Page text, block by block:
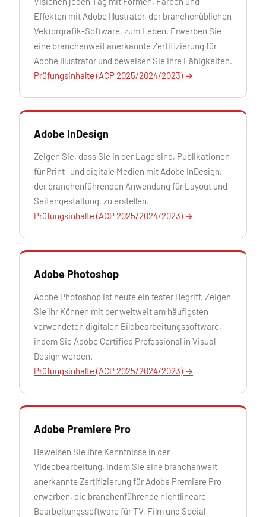
Effekten mit Adobe Illustrator, der branchenüblichen
Vektorgrafik-Software, zum Leben. Erwerben Sie
eine branchenweit anerkannte Zertifizierung für
Adobe Illustrator und beweisen Sie Ihre Fähigkeiten.
Prüfungsinhalte (ACP 2025/2024/2023) →
Adobe InDesign
Zeigen Sie, dass Sie in der Lage sind, Publikationen
für Print- und digitale Medien mit Adobe InDesign,
der branchenführenden Anwendung für Layout und
Seitengestaltung, zu erstellen.
Prüfungsinhalte (ACP 2025/2024/2023) →
Adobe Photoshop
Adobe Photoshop ist heute ein fester Begriff. Zeigen
Sie Ihr Können mit der weltweit am häufigsten
verwendeten digitalen Bildbearbeitungssoftware,
indem Sie Adobe Certified Professional in Visual
Design werden.
Prüfungsinhalte (ACP 2025/2024/2023) →
Adobe Premiere Pro
Beweisen Sie Ihre Kenntnisse in der
Videobearbeitung, indem Sie eine branchenweit
anerkannte Zertifizierung für Adobe Premiere Pro
erwerben, die branchenführende nichtlineare
Bearbeitungssoftware für TV, Film und Social